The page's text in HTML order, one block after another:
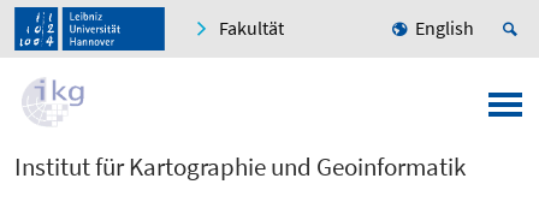
Fakultät English
Institut für Kartographie und Geoinformatik